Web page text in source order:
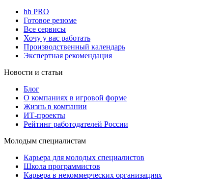
hh PRO
Готовое резюме
Все сервисы
Хочу у вас работать
Производственный календарь
Экспертная рекомендация
Новости и статьи
Блог
О компаниях в игровой форме
Жизнь в компании
ИТ-проекты
Рейтинг работодателей России
Молодым специалистам
Карьера для молодых специалистов
Школа программистов
Карьера в некоммерческих организациях